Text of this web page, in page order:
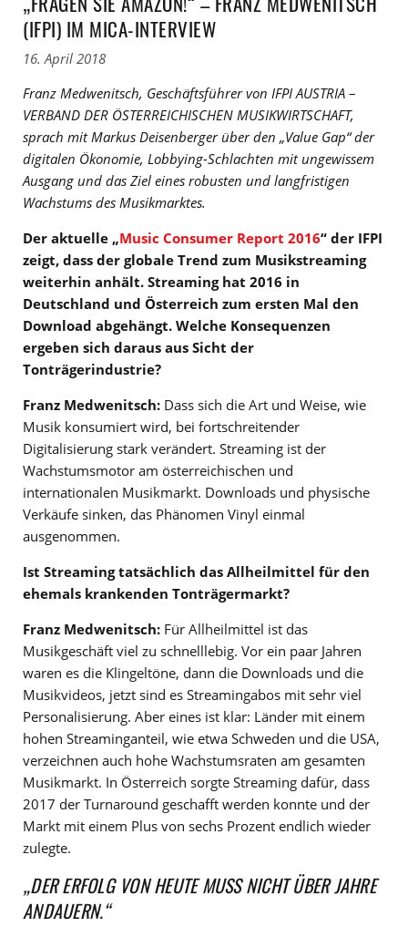
(IFPI) IM MICA-INTERVIEW
16. April 2018
Franz Medwenitsch, Geschäftsführer von IFPI AUSTRIA –
VERBAND DER ÖSTERREICHISCHEN MUSIKWIRTSCHAFT,
sprach mit Markus Deisenberger über den „Value Gap“ der
digitalen Ökonomie, Lobbying-Schlachten mit ungewissem
Ausgang und das Ziel eines robusten und langfristigen
Wachstums des Musikmarktes.
Der aktuelle „Music Consumer Report 2016“ der IFPI
zeigt, dass der globale Trend zum Musikstreaming
weiterhin anhält. Streaming hat 2016 in
Deutschland und Österreich zum ersten Mal den
Download abgehängt. Welche Konsequenzen
ergeben sich daraus aus Sicht der
Tonträgerindustrie?
Franz Medwenitsch: Dass sich die Art und Weise, wie
Musik konsumiert wird, bei fortschreitender
Digitalisierung stark verändert. Streaming ist der
Wachstumsmotor am österreichischen und
internationalen Musikmarkt. Downloads und physische
Verkäufe sinken, das Phänomen Vinyl einmal
ausgenommen.
Ist Streaming tatsächlich das Allheilmittel für den
ehemals krankenden Tonträgermarkt?
Franz Medwenitsch: Für Allheilmittel ist das
Musikgeschäft viel zu schnelllebig. Vor ein paar Jahren
waren es die Klingeltöne, dann die Downloads und die
Musikvideos, jetzt sind es Streamingabos mit sehr viel
Personalisierung. Aber eines ist klar: Länder mit einem
hohen Streaminganteil, wie etwa Schweden und die USA,
verzeichnen auch hohe Wachstumsraten am gesamten
Musikmarkt. In Österreich sorgte Streaming dafür, dass
2017 der Turnaround geschafft werden konnte und der
Markt mit einem Plus von sechs Prozent endlich wieder
zulegte.
„DER ERFOLG VON HEUTE MUSS NICHT ÜBER JAHRE
ANDAUERN.“